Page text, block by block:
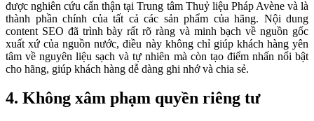
được nghiên cứu cẩn thận tại Trung tâm Thuỷ liệu Pháp Avène và là
thành phần chính của tất cả các sản phẩm của hãng. Nội dung
content SEO đã trình bày rất rõ ràng và minh bạch về nguồn gốc
xuất xứ của nguồn nước, điều này không chỉ giúp khách hàng yên
tâm về nguyên liệu sạch và tự nhiên mà còn tạo điểm nhấn nổi bật
cho hãng, giúp khách hàng dễ dàng ghi nhớ và chia sẻ.
4. Không xâm phạm quyền riêng tư